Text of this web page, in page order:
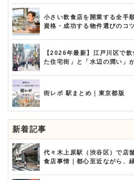
小さい飲食店を開業する全手
資格・成功する物件選びのコ
【2026年最新】江戸川区で
た住宅街」と「水辺の潤い」
街レポ 駅まとめ｜東京都版
新着記事
代々木上原駅（渋谷区）で店
食店事情｜都心至近ながら、